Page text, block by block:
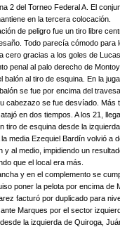
2 del Torneo Federal A. El
en la tercera colocación.
de peligro fue un tiro libre
Todo parecía cómodo
cero gracias a los goles de
penal al palo derecho de
balón al tiro de esquina. En la
se fue por encima del
cabezazo se fue desvíado. Más
en dos tiempos. A los 21,
tiro de esquina desde la
media Ezequiel Bardín volvió a
y al medio, impidiendo un
que el local era más.
y en el complemento se
poner la pelota por encima de
facturó por duplicado para
Marques por el sector
la izquierda de Quiroga,